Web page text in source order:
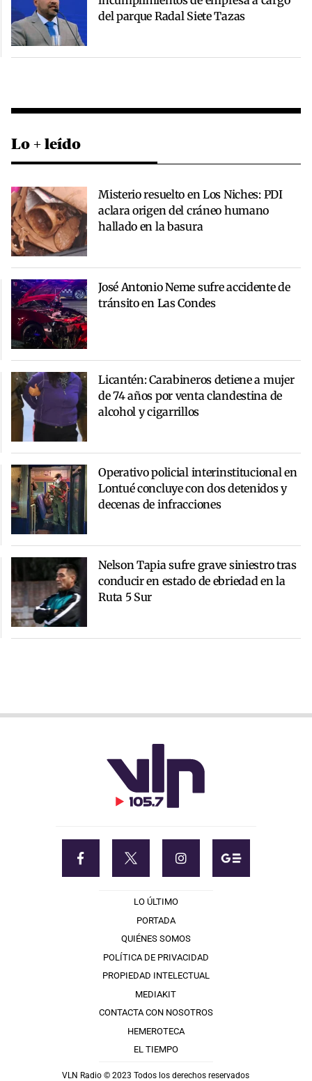
del parque Radal Siete Tazas
Lo + leído
Misterio resuelto en Los Niches: PDI
aclara origen del cráneo humano
hallado en la basura
José Antonio Neme sufre accidente de
tránsito en Las Condes
Licantén: Carabineros detiene a mujer
de 74 años por venta clandestina de
alcohol y cigarrillos
Operativo policial interinstitucional en
Lontué concluye con dos detenidos y
decenas de infracciones
Nelson Tapia sufre grave siniestro tras
conducir en estado de ebriedad en la
Ruta 5 Sur
LO ÚLTIMO
PORTADA
QUIÉNES SOMOS
POLÍTICA DE PRIVACIDAD
PROPIEDAD INTELECTUAL
MEDIAKIT
CONTACTA CON NOSOTROS
HEMEROTECA
EL TIEMPO
VLN Radio © 2023 Todos los derechos reservados